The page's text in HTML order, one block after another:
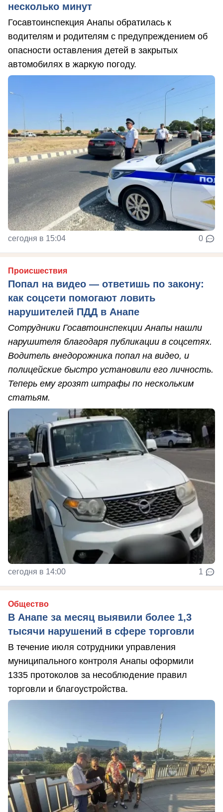
несколько минут
Госавтоинспекция Анапы обратилась к
водителям и родителям с предупреждением об
опасности оставления детей в закрытых
автомобилях в жаркую погоду.
сегодня в 15:04 0
Происшествия
Попал на видео — ответишь по закону:
как соцсети помогают ловить
нарушителей ПДД в Анапе
Сотрудники Госавтоинспекции Анапы нашли
нарушителя благодаря публикации в соцсетях.
Водитель внедорожника попал на видео, и
полицейские быстро установили его личность.
Теперь ему грозят штрафы по нескольким
статьям.
сегодня в 14:00 1
Общество
В Анапе за месяц выявили более 1,3
тысячи нарушений в сфере торговли
В течение июля сотрудники управления
муниципального контроля Анапы оформили
1335 протоколов за несоблюдение правил
торговли и благоустройства.